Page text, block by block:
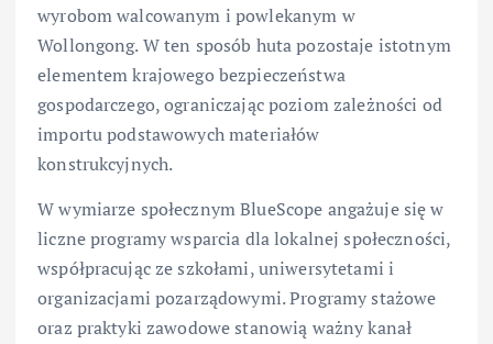
wyrobom walcowanym i powlekanym w
Wollongong. W ten sposób huta pozostaje istotnym
elementem krajowego bezpieczeństwa
gospodarczego, ograniczając poziom zależności od
importu podstawowych materiałów
konstrukcyjnych.
W wymiarze społecznym BlueScope angażuje się w
liczne programy wsparcia dla lokalnej społeczności,
współpracując ze szkołami, uniwersytetami i
organizacjami pozarządowymi. Programy stażowe
oraz praktyki zawodowe stanowią ważny kanał